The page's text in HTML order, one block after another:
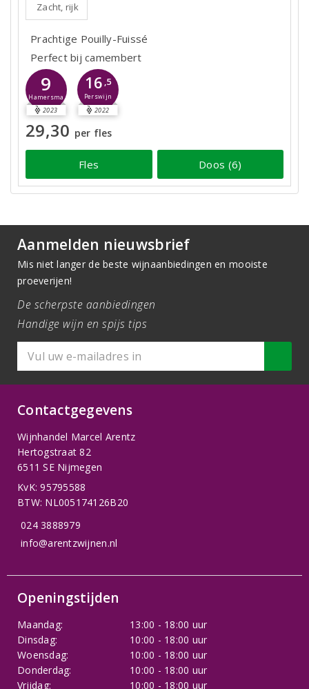
Zacht, rijk
Prachtige Pouilly-Fuissé
Perfect bij camembert
9
Hamersma
2023
16 ,5
Perswijn
2022
29,30 per fles
Fles Doos (6)
Aanmelden nieuwsbrief
Mis niet langer de beste wijnaanbiedingen en mooiste
proeverijen!
De scherpste aanbiedingen
Handige wijn en spijs tips
Contactgegevens
Wijnhandel Marcel Arentz
Hertogstraat 82
6511 SE Nijmegen
KvK: 95795588
BTW: NL005174126B20
024 3888979
info@arentzwijnen.nl
Openingstijden
Maandag:
13:00 - 18:00 uur
Dinsdag:
10:00 - 18:00 uur
Woensdag:
10:00 - 18:00 uur
Donderdag:
10:00 - 18:00 uur
Vrijdag:
10:00 - 18:00 uur